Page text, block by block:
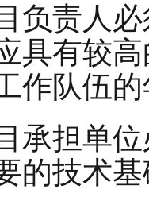
负责人
具有较
作队伍
承担单
的技术